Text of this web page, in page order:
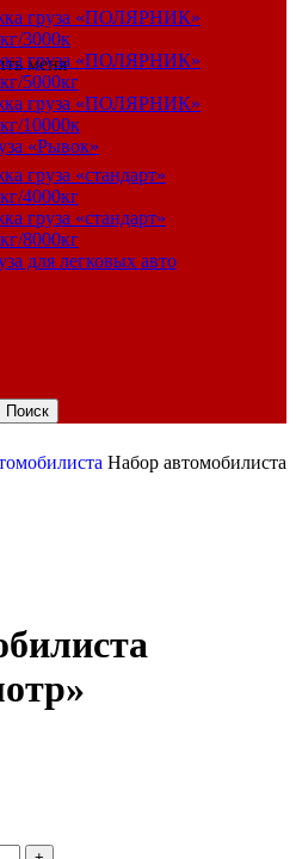
меня
груза «ПОЛЯРНИК»
3000к
груза «ПОЛЯРНИК»
5000кг
груза «ПОЛЯРНИК»
10000к
«Рывок»
груза «стандарт»
4000кг
груза «стандарт»
8000кг
для легковых авто
Поиск
Набор автомобилиста